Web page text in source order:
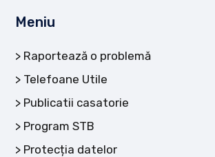
Meniu
Raportează o problemă
Telefoane Utile
Publicatii casatorie
Program STB
Protecția datelor